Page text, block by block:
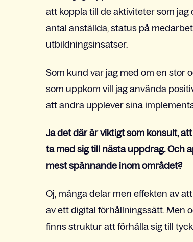
att koppla till de aktiviteter som
antal anställda, status på
utbildningsinsatser.
Som kund var jag med om en stor
som uppkom vill jag använda
att andra upplever sina
Ja det där är viktigt som konsult,
ta med sig till nästa uppdrag. Och
mest spännande inom området?
Oj, många delar men effekten av
av ett digital förhållningssätt. Men
finns struktur att förhålla sig till